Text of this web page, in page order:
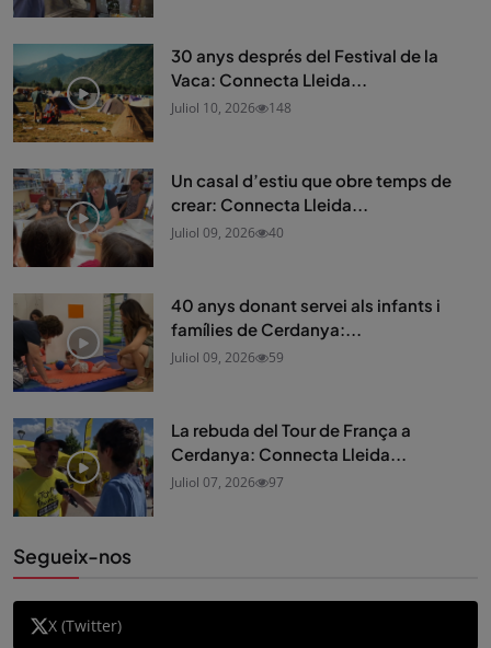
30 anys després del Festival de la
Vaca: Connecta Lleida...
Juliol 10, 2026 148
Un casal d’estiu que obre temps de
crear: Connecta Lleida...
Juliol 09, 2026 40
40 anys donant servei als infants i
famílies de Cerdanya:...
Juliol 09, 2026 59
La rebuda del Tour de França a
Cerdanya: Connecta Lleida...
Juliol 07, 2026 97
Segueix-nos
X (Twitter)